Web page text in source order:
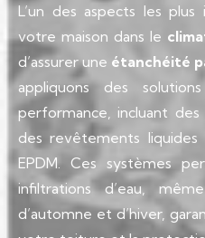
L’un des aspects les
votre maison dans le
d’assurer une étanchéité
appliquons des
performance, incluant des
des revêtements
EPDM. Ces systèmes
infiltrations d’eau,
d’automne et d’hiver,